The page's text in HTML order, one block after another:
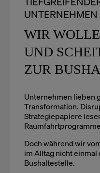
UNTERNEHMEN
WIR
UND
ZUR
Unternehmen lieben
Transformation.
Strategiepapiere
Doch während wir
im Alltag nicht einmal
Bushaltestelle.